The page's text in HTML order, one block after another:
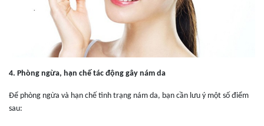
4. Phòng ngừa, hạn chế tác động gây nám da
Để phòng ngừa và hạn chế tình trạng nám da, bạn cần lưu ý một số điểm
sau: